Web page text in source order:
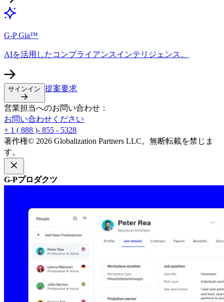
G-P Gia™​​
AIを活用したコンプライアンスインテリジェンス。​​
サインイン​​ 提案要求​​
営業担当へのお問い合わせ：​​
お問い合わせください​​
+ 1 ( 888 )- 855 - 5328​​
著作権© 2026 Globalization Partners LLC。無断転載を禁じま
す。​​
G-Pプロダクツ​​